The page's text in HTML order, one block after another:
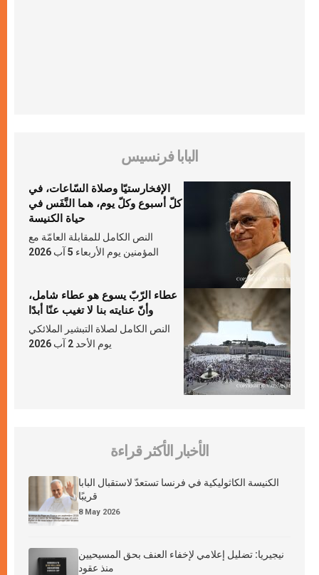
البابا فرنسيس
الإفخارستيّا وصلاة السّاعات، في
كلّ أسبوع وكلّ يوم، هما النَّفَس في
حياة الكنيسة
النص الكامل للمقابلة العامّة مع
المؤمنين يوم الأربعاء 5 آب 2026
عطاء الرّبّ يسوع هو عطاء شامل،
وأنّ عنايته بنا لا تغيب عنّا أبدًا
النص الكامل لصلاة التبشير الملائكي
يوم الأحد 2 آب 2026
الأخبار الأكثر قراءة
الكنيسة الكاثوليكية في فرنسا تستعدّ لاستقبال البابا
قريبًا
8 May 2026
نيجيريا: تضليل إعلامي لإخفاء العنف بحق المسيحيين
منذ عقود